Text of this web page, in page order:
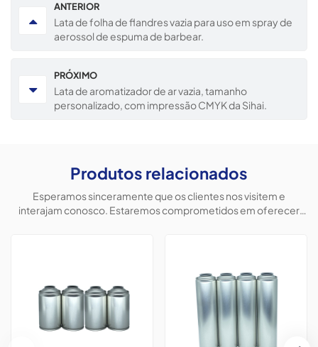
ANTERIOR
Lata de folha de flandres vazia para uso em spray de
aerossol de espuma de barbear.
PRÓXIMO
Lata de aromatizador de ar vazia, tamanho
personalizado, com impressão CMYK da Sihai.
Produtos relacionados
Esperamos sinceramente que os clientes nos visitem e
interajam conosco. Estaremos comprometidos em oferecer